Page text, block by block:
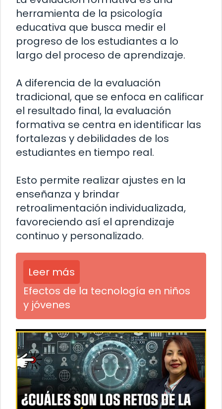
herramienta de la psicología
educativa que busca medir el
progreso de los estudiantes a lo
largo del proceso de aprendizaje.
A diferencia de la evaluación
tradicional, que se enfoca en calificar
el resultado final, la evaluación
formativa se centra en identificar las
fortalezas y debilidades de los
estudiantes en tiempo real.
Esto permite realizar ajustes en la
enseñanza y brindar
retroalimentación individualizada,
favoreciendo así el aprendizaje
continuo y personalizado.
Leer más
Efectos de la tecnología en niños
y jóvenes